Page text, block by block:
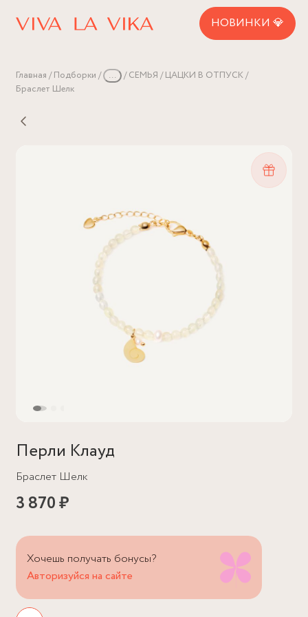
НОВИНКИ 💎
Главная Подборки ... СЕМЬЯ
ЦАЦКИ В ОТПУСК
Браслет Шелк
Перли Клауд
Браслет Шелк
3 870 ₽
Хочешь получать бонусы?
Авторизуйся на сайте